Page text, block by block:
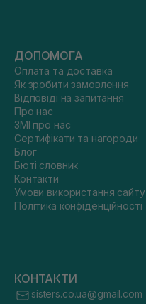
ДОПОМОГА
Оплата та доставка
Як зробити замовлення
Відповіді на запитання
Про нас
ЗМІ про нас
Сертифікати та нагороди
Блог
Бюті словник
Контакти
Умови використання сайту
Політика конфіденційності
КОНТАКТИ
sisters.co.ua@gmail.com